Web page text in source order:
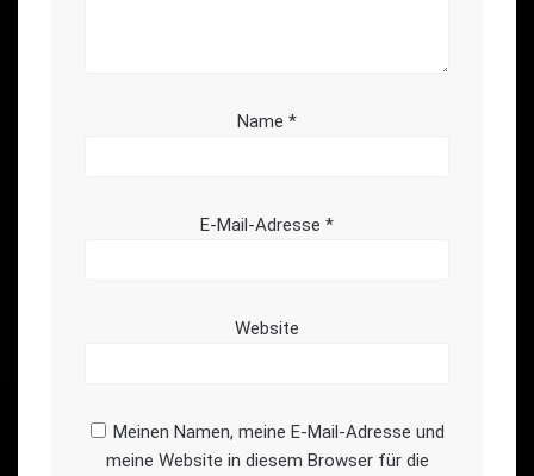
Name *
E-Mail-Adresse *
Website
Meinen Namen, meine E-Mail-Adresse und
meine Website in diesem Browser für die